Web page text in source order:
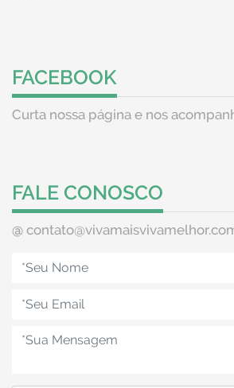
FACEBOOK
Curta nossa página e nos
FALE CONOSCO
@